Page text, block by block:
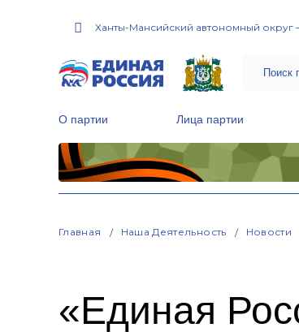
Ханты-Мансийский автономный
О партии Лица партии
Главная Наша Деятельность Новости
«Единая